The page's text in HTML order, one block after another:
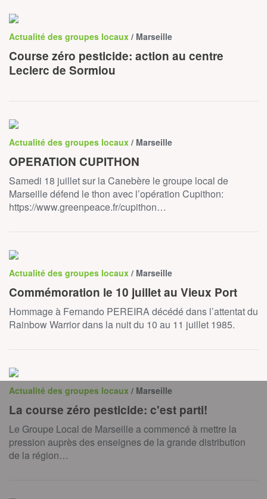
Actualité des groupes locaux / Marseille
Course zéro pesticide: action au centre
Leclerc de Sormiou
Actualité des groupes locaux / Marseille
OPERATION CUPITHON
Samedi 18 juillet sur la Canebère le groupe local de
Marseille défend le thon avec l’opération Cupithon:
https://www.greenpeace.fr/cupithon…
Actualité des groupes locaux / Marseille
Commémoration le 10 juillet au Vieux Port
Hommage à Fernando PEREIRA décédé dans l’attentat du
Rainbow Warrior dans la nuit du 10 au 11 juillet 1985.
Actualité des groupes locaux / Marseille
La course zéro pesticide: c'est parti!
Le Groupe Local de Marseille a commencé à mettre la
pression auprès des enseignes de la grande distribution
de la région…